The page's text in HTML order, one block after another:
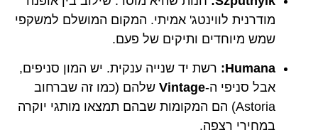
מודרנית לווינטג' אמיתי. המקום המושלם למשקפי
שמש מיוחדים ותיקים של פעם.
Humana:
רשת יד שנייה ענקית. יש המון סניפים,
אבל סניפי ה-Vintage שלהם (כמו זה שברחוב
Astoria) הם המקומות שבהם תמצאו מותגי יוקרה
במחירי רצפה.